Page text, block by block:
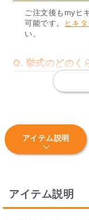
ご注文後もmyヒ
可能です。
ヒキ
い。
Q. 挙式のどのく
出席するゲスト
すめです。商品
Q. パソコン・
か？
す。パソコン・
す。
アイテム説明
アイテム説明